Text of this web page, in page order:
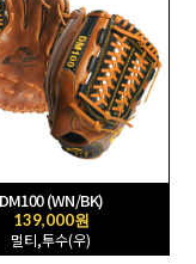
DM100 (WN/BK)
139,000원
멀티,투수(우)